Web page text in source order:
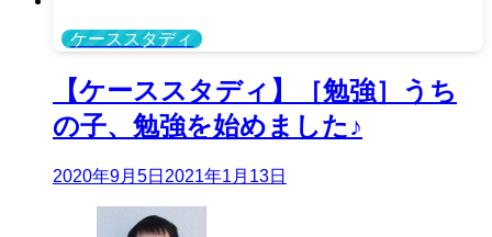
ケーススタディ
【ケーススタディ】［勉強］うち
の子、勉強を始めました♪
2020年9月5日 2021年1月13日